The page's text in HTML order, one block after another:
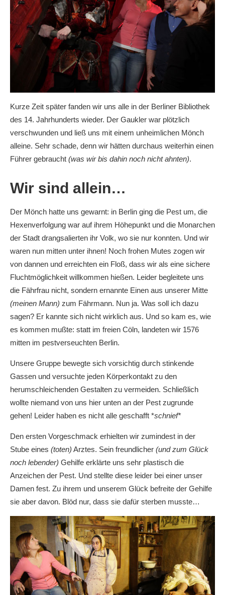
Kurze Zeit später fanden wir uns alle in der Berliner Bibliothek
des 14. Jahrhunderts wieder. Der Gaukler war plötzlich
verschwunden und ließ uns mit einem unheimlichen Mönch
alleine. Sehr schade, denn wir hätten durchaus weiterhin einen
Führer gebraucht (was wir bis dahin noch nicht ahnten).
Wir sind allein…
Der Mönch hatte uns gewarnt: in Berlin ging die Pest um, die
Hexenverfolgung war auf ihrem Höhepunkt und die Monarchen
der Stadt drangsalierten ihr Volk, wo sie nur konnten. Und wir
waren nun mitten unter ihnen! Noch frohen Mutes zogen wir
von dannen und erreichten ein Floß, dass wir als eine sichere
Fluchtmöglichkeit willkommen hießen. Leider begleitete uns
die Fährfrau nicht, sondern ernannte Einen aus unserer Mitte
(meinen Mann) zum Fährmann. Nun ja. Was soll ich dazu
sagen? Er kannte sich nicht wirklich aus. Und so kam es, wie
es kommen mußte: statt im freien Cöln, landeten wir 1576
mitten im pestverseuchten Berlin.
Unsere Gruppe bewegte sich vorsichtig durch stinkende
Gassen und versuchte jeden Körperkontakt zu den
herumschleichenden Gestalten zu vermeiden. Schließlich
wollte niemand von uns hier unten an der Pest zugrunde
gehen! Leider haben es nicht alle geschafft *schnief*
Den ersten Vorgeschmack erhielten wir zumindest in der
Stube eines (toten) Arztes. Sein freundlicher (und zum Glück
noch lebender) Gehilfe erklärte uns sehr plastisch die
Anzeichen der Pest. Und stellte diese leider bei einer unser
Damen fest. Zu ihrem und unserem Glück befreite der Gehilfe
sie aber davon. Blöd nur, dass sie dafür sterben musste…